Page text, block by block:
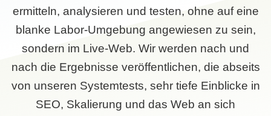
ermitteln, analysieren und testen, ohne auf eine
blanke Labor-Umgebung angewiesen zu sein,
sondern im Live-Web. Wir werden nach und
nach die Ergebnisse veröffentlichen, die abseits
von unseren Systemtests, sehr tiefe Einblicke in
SEO, Skalierung und das Web an sich